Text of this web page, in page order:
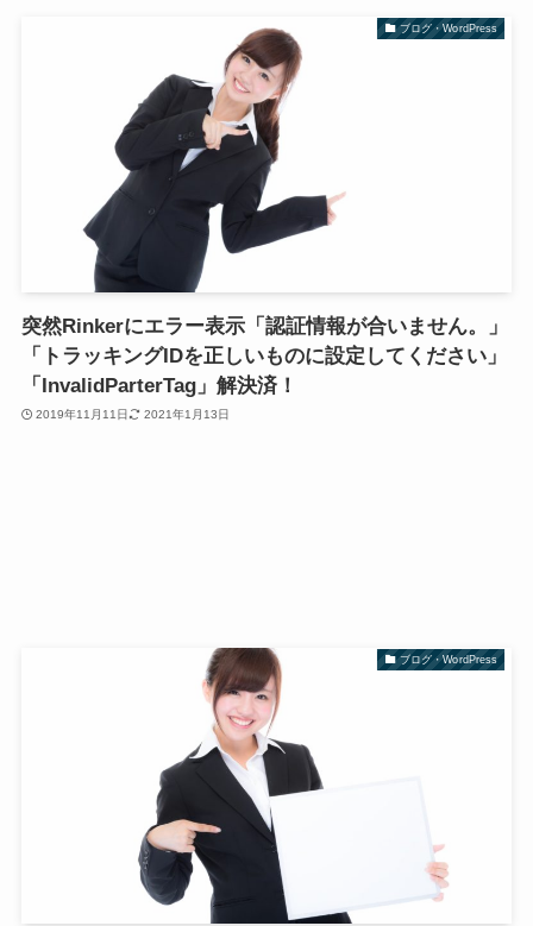
ブログ・WordPress
突然Rinkerにエラー表示「認証情報が合いません。」
「トラッキングIDを正しいものに設定してください」
「InvalidParterTag」解決済！
2019年11月11日 2021年1月13日
ブログ・WordPress